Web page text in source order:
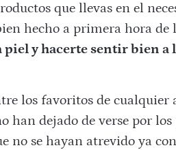
que llevas en el
hecho a primera hora
y hacerte sentir bien a
los favoritos de cualquier
han dejado de verse por
no se hayan atrevido ya